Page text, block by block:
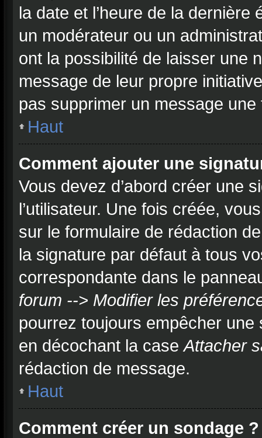
la date et l’heure de la dernière
un modérateur ou un
ont la possibilité de laisser une
message de leur propre
pas supprimer un message
Haut
Comment ajouter une
Vous devez d’abord créer une
l’utilisateur. Une fois créée,
sur le formulaire de rédaction
la signature par défaut à tous
correspondante dans le
forum --> Modifier les
pourrez toujours empêcher une
en décochant la case Attacher
rédaction de message.
Haut
Comment créer un sondage ?